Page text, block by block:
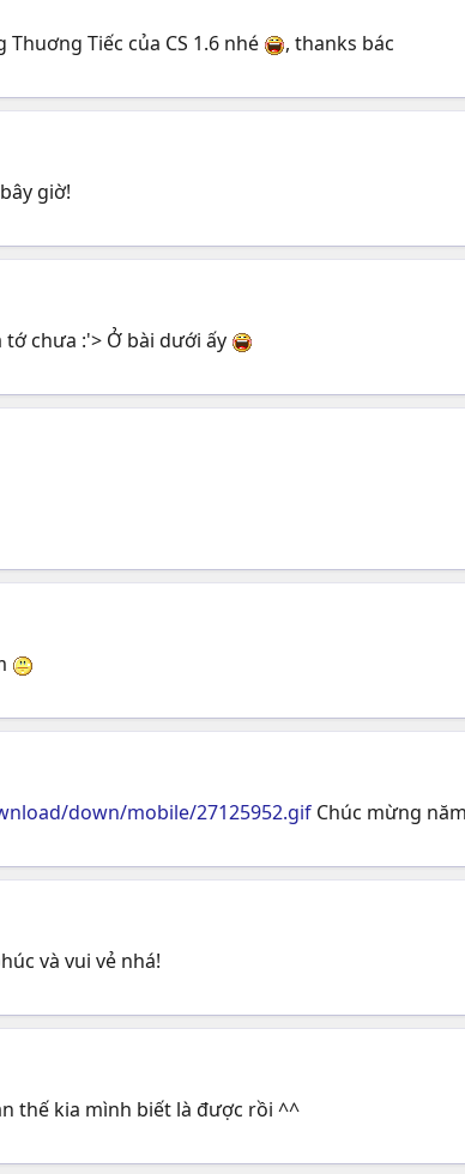
Thuơng Tiếc của CS 1.6 nhé , thanks bác
giờ!
tớ chưa :'> Ở bài dưới ấy
down/mobile/27125952.gif Chúc mừng
và vui vẻ nhá!
thế kia mình biết là được rồi ^^